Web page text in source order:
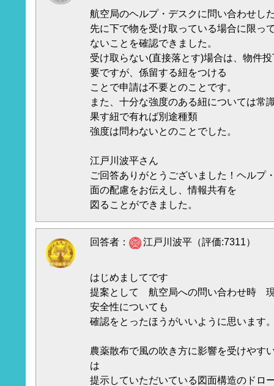
航空局のヘルプ・デスクに問い合わせし
先に下で物を受け取っている場合に限っ
ないことを確認できました。
受け取らない(直接落とす)場合は、物件
要ですが、係留する紐をつける
ことで申請は不要とのことです。
また、十分な強度のある紐については常
果す紐で有れば別途種類
強度は問わないとのことでした。
江戸川波平さん
ご回答ありがとうございました！ヘルプ
面の配慮をお伝えし、情報共有を
図ることができました。
回答者： 江戸川波平（評価:7311）
はじめましてです
提案として 航空局への問い合わせ時
安全性についても
確認をとったほうがいいように思います
農薬散布で風の吹き方に影響を受けやす
は
提示していただいている図面構造のドロ